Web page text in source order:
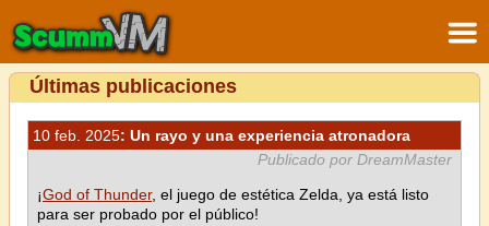
Últimas publicaciones
10 feb. 2025: Un rayo y una experiencia atronadora
Publicado por DreamMaster
¡God of Thunder, el juego de estética Zelda, ya está listo
para ser probado por el público!